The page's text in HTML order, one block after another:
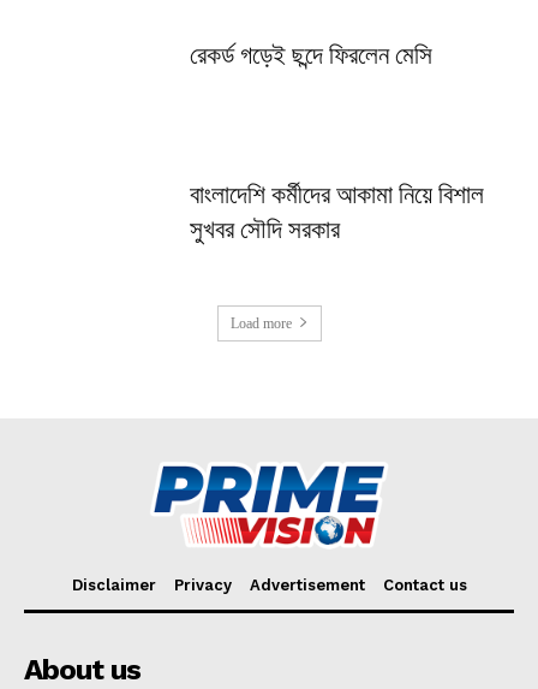
রেকর্ড গড়েই ছন্দে ফিরলেন মেসি
বাংলাদেশি কর্মীদের আকামা নিয়ে বিশাল
সুখবর সৌদি সরকার
Load more
Disclaimer Privacy Advertisement Contact us
About us